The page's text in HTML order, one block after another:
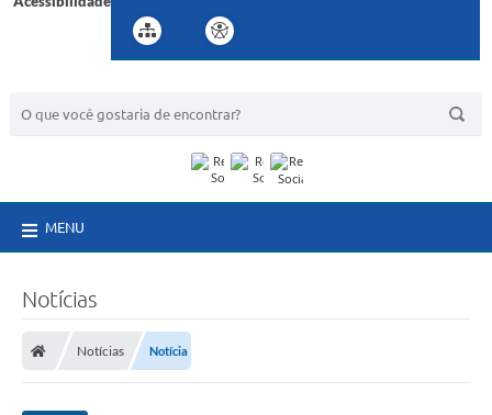
MENU
Notícias
Notícias Notícia